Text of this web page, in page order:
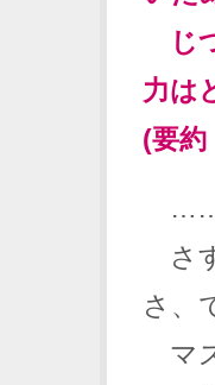
じ
力は
(要
……
さ
さ、
マ